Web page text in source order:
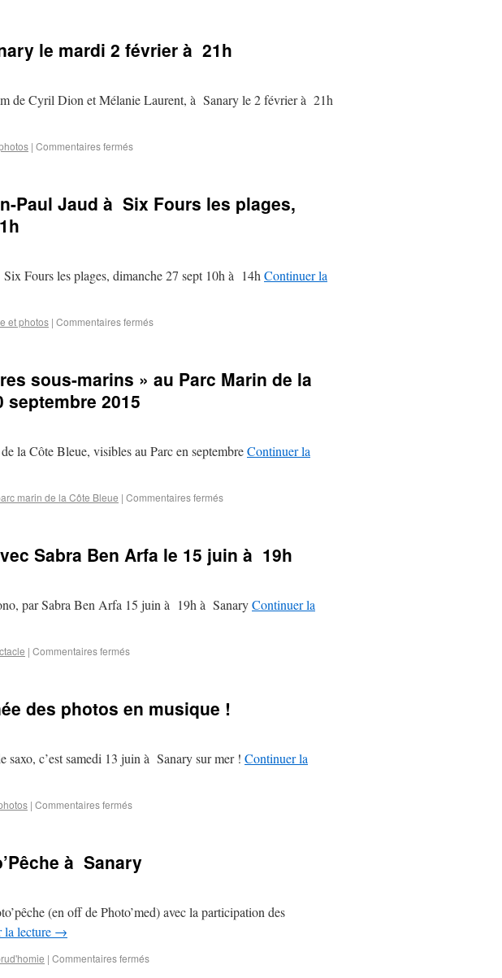
le mardi 2 février à 21h
de Cyril Dion et Mélanie Laurent, à Sanary le 2 février à 21h
| Commentaires fermés
Paul Jaud à Six Fours les plages,
Fours les plages, dimanche 27 sept 10h à 14h Continuer la
et photos | Commentaires fermés
sous-marins » au Parc Marin de la
septembre 2015
la Côte Bleue, visibles au Parc en septembreContinuer la
marin de la Côte Bleue | Commentaires fermés
Sabra Ben Arfa le 15 juin à 19h
par Sabra Ben Arfa 15 juin à 19h à SanaryContinuer la
| Commentaires fermés
des photos en musique !
saxo, c’est samedi 13 juin à Sanary sur mer ! Continuer la
| Commentaires fermés
à Sanary
(en off de Photo’med) avec la participation des
la lecture →
| Commentaires fermés